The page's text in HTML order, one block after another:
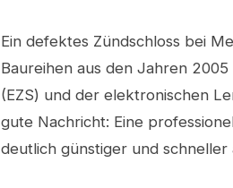
Ein defektes Zündschloss bei
Baureihen aus den Jahren
(EZS) und der elektronischen
gute Nachricht: Eine
deutlich günstiger und